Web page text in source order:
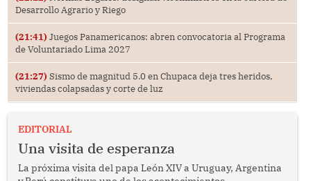
Desarrollo Agrario y Riego
(21:41) Juegos Panamericanos: abren convocatoria al Programa
de Voluntariado Lima 2027
(21:27) Sismo de magnitud 5.0 en Chupaca deja tres heridos,
viviendas colapsadas y corte de luz
EDITORIAL
Una visita de esperanza
La próxima visita del papa León XIV a Uruguay, Argentina